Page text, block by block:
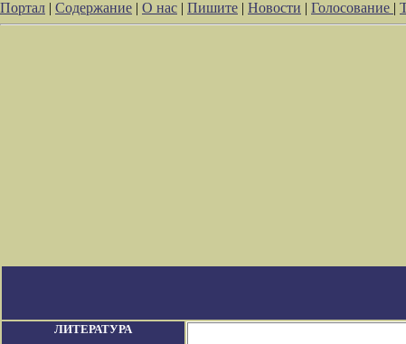
Портал | Содержание | О нас | Пишите | Новости | Голосование |
ЛИТЕРАТУРА